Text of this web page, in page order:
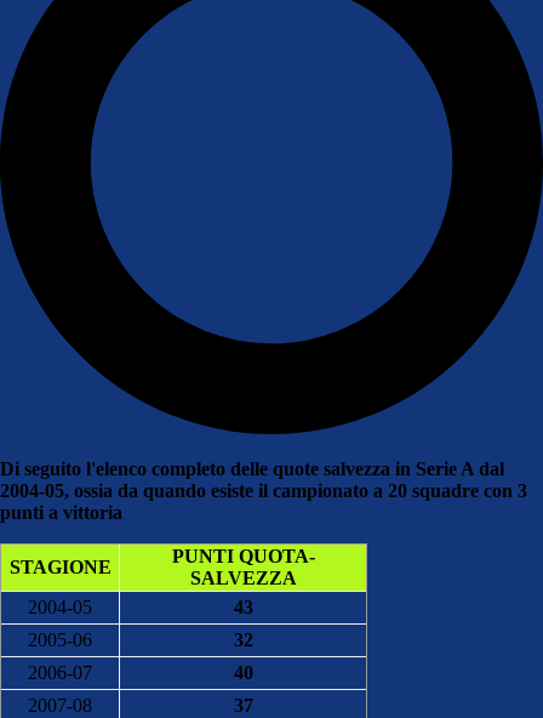
Di seguito l'elenco completo delle quote salvezza in Serie A dal
2004-05, ossia da quando esiste il campionato a 20 squadre con 3
punti a vittoria
STAGIONE
PUNTI QUOTA-
SALVEZZA
2004-05
43
2005-06
32
2006-07
40
2007-08
37